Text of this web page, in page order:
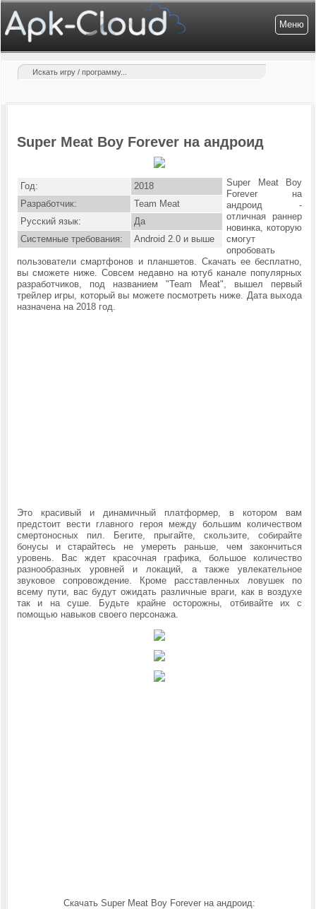
Меню
Super Meat Boy Forever на андроид
Год:
2018
Разработчик:
Team Meat
Русский язык:
Да
Системные требования:
Android 2.0 и выше
Super Meat Boy
Forever на
андроид -
отличная раннер
новинка, которую
смогут
опробовать
пользователи смартфонов и планшетов. Скачать ее бесплатно,
вы сможете ниже. Совсем недавно на ютуб канале популярных
разработчиков, под названием "Team Meat", вышел первый
трейлер игры, который вы можете посмотреть ниже. Дата выхода
назначена на 2018 год.
Это красивый и динамичный платформер, в котором вам
предстоит вести главного героя между большим количеством
смертоносных пил. Бегите, прыгайте, скользите, собирайте
бонусы и старайтесь не умереть раньше, чем закончиться
уровень. Вас ждет красочная графика, большое количество
разнообразных уровней и локаций, а также увлекательное
звуковое сопровождение. Кроме расставленных ловушек по
всему пути, вас будут ожидать различные враги, как в воздухе
так и на суше. Будьте крайне осторожны, отбивайте их с
помощью навыков своего персонажа.
Скачать Super Meat Boy Forever на андроид: